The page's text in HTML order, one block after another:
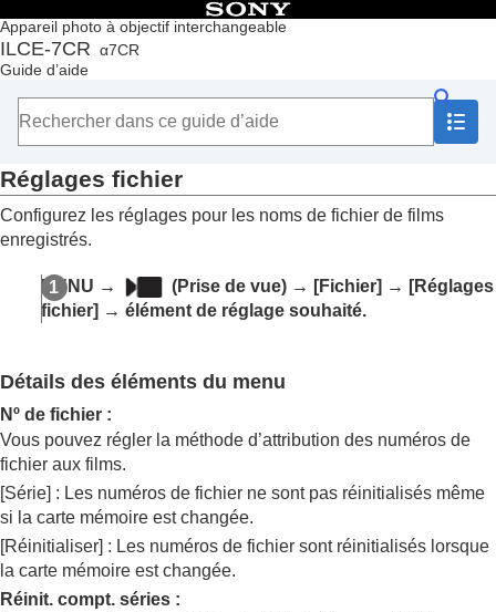
Appareil photo à objectif interchangeable
ILCE-7CR α7CR
Guide d’aide
Table des matières
Accueil
Vérification de l'appareil et des éléments fournis
Fonctions de base
Préparation de l’appareil/Opérations de prise de vue de
base
Recherche de fonctions dans le MENU
Personnalisation de l’appareil photo
Visualisation
Paramètres de fichier
Régl. fich./doss.
Sélect. dossier REC
Créat. d'un dossier
Informations IPTC
Informat. copyright
Inscrir. num. série(image fixe/film)
Paramètres réseau
Réglages du viseur/de l’écran
Réglages fichier
Configurez les réglages pour les noms de fichier de films
enregistrés.
MENU → (Prise de vue) → [Fichier] → [Réglages
fichier] → élément de réglage souhaité.
Détails des éléments du menu
Nº de fichier :
Vous pouvez régler la méthode d’attribution des numéros de
fichier aux films.
[Série] : Les numéros de fichier ne sont pas réinitialisés même
si la carte mémoire est changée.
[Réinitialiser] : Les numéros de fichier sont réinitialisés lorsque
la carte mémoire est changée.
Réinit. compt. séries :